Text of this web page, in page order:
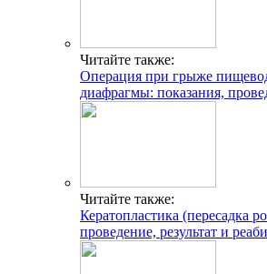
Читайте также:
Операция при грыже
диафрагмы: показания,
Читайте также:
Кератопластика (пересадка
проведение, результат и